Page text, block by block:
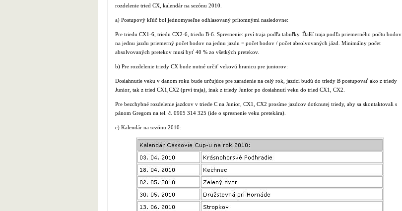
rozdelenie tried CX, kalendár na sezónu 2010.
a) Postupový kľúč bol jednomyseľne odhlasovaný prítomnými nasledovne:
Pre triedu CX1-6, triedu CX2-6, triedu B-6. Spresnenie: prví traja podľa tabuľky. Ďalší traja podľa priemerného počtu bodov
na jednu jazdu priemerný počet bodov na jednu jazdu = počet bodov / počet absolvovaných jázd. Minimálny počet
absolvovaných pretekov musí byť 40 % zo všetkých pretekov.
b) Pre rozdelenie triedy CX bude nutné určiť vekovú hranicu pre juniorov:
Dosiahnutie veku v danom roku bude určujúce pre zaradenie na celý rok, jazdci budú do triedy B postupovať ako z triedy
Junior, tak z tried CX1,CX2 (prví traja), inak z triedy Junior po dosiahnutí veku do tried CX1, CX2.
Pre bezchybné rozdelenie jazdcov v triede C na Junior, CX1, CX2 prosíme jazdcov dotknutej triedy, aby sa skontaktovali s
pánom Gregom na tel. č. 0905 314 325 (ide o spresnenie veku pretekára).
c) Kalendár na sezónu 2010: